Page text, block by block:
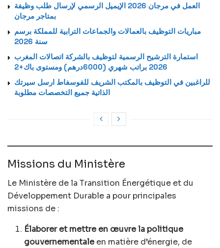
العمل في مرجان 2026 الإيميل الرسمي لإرسال طلب وظيفة
بمتاجر مرجان
مباريات التوظيف بالعمالات والجماعات الترابية للمملكة برسم
سنة 2026
استمارة الترشيح الرسمية لتوظيف بالشركة اتصالات المغرب
2026 براتب شهري (6000درهم) ومستوى باك+2
للراغبين في التوظيف بالمكتب الشريف للفوسفاط ارسل سيرتك
الذاتية جميع التخصصات مطلوبة
Missions du Ministère
Le Ministère de la Transition Énergétique et du
Développement Durable a pour principales
missions de :
Élaborer et mettre en œuvre la politique
gouvernementaleen matière d’énergie, de